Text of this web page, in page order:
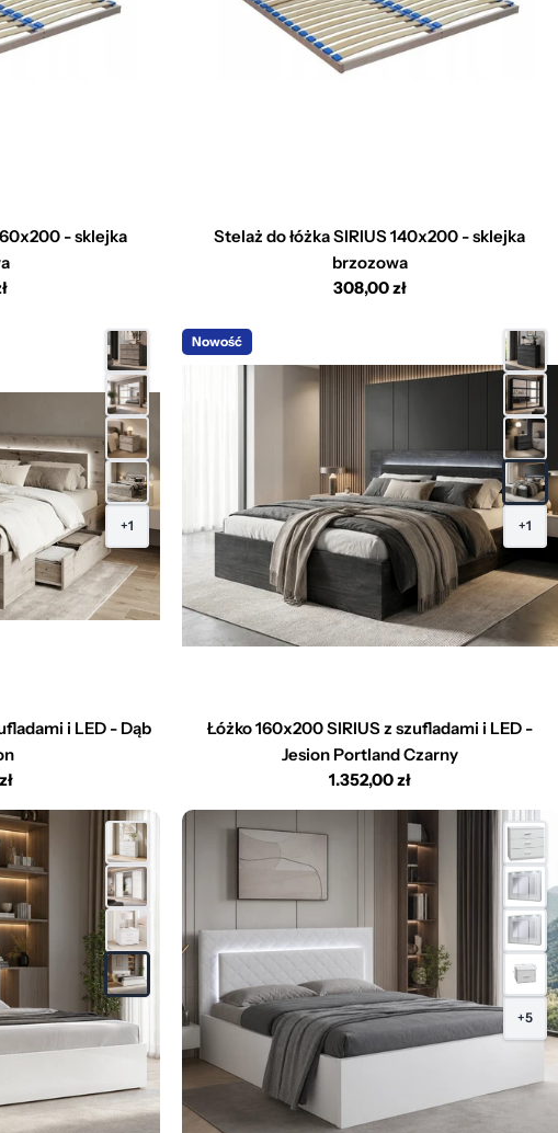
- sklejka
Stelaż do łóżka SIRIUS 140x200 - sklejka
brzozowa
Cena
308,00 zł
+1
i LED - Dąb
Nowość
+1
Łóżko 160x200 SIRIUS z szufladami i LED -
Jesion Portland Czarny
Cena
1.352,00 zł
+5